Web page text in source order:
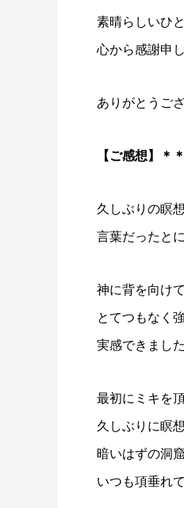
素晴らしいひ
心から感謝申
ありがとうご
【ご感想】＊
久しぶりの瞑
言葉だったと
神に背を向け
とてつもなく
実感できました
最初にミキを
久しぶりに瞑
暗いはずの洞
いつも項垂れ